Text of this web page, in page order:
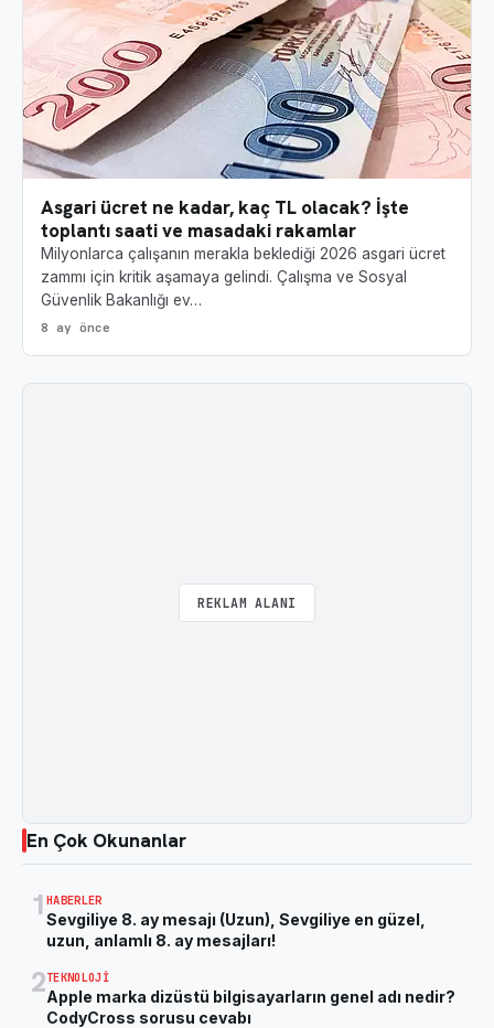
Asgari ücret ne kadar, kaç TL olacak? İşte
toplantı saati ve masadaki rakamlar
Milyonlarca çalışanın merakla beklediği 2026 asgari ücret
zammı için kritik aşamaya gelindi. Çalışma ve Sosyal
Güvenlik Bakanlığı ev…
8 ay önce
REKLAM ALANI
En Çok Okunanlar
1 HABERLER
Sevgiliye 8. ay mesajı (Uzun), Sevgiliye en güzel,
uzun, anlamlı 8. ay mesajları!
2TEKNOLOJI
Apple marka dizüstü bilgisayarların genel adı nedir?
CodyCross sorusu cevabı